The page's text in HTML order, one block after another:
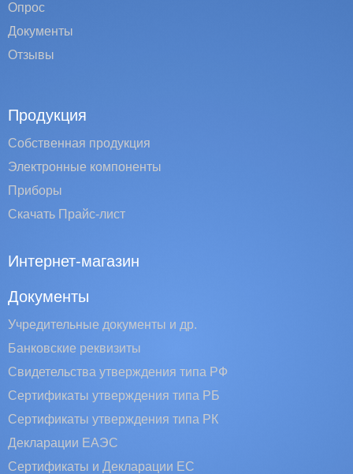
Опрос
Документы
Отзывы
Продукция
Собственная продукция
Электронные компоненты
Приборы
Скачать Прайс-лист
Интернет-магазин
Документы
Учредительные документы и др.
Банковские реквизиты
Свидетельства утверждения типа РФ
Сертификаты утверждения типа РБ
Сертификаты утверждения типа РК
Декларации ЕАЭС
Сертификаты и Декларации EC